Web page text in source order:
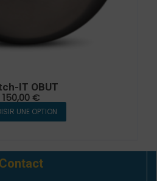
IT OBUT
150,00€
UNE OPTION
Contact